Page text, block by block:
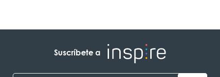
Suscríbete a